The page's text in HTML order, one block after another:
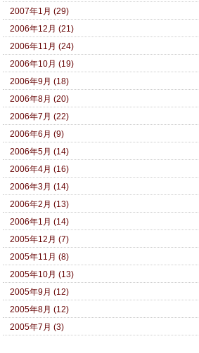
2007年1月 (29)
2006年12月 (21)
2006年11月 (24)
2006年10月 (19)
2006年9月 (18)
2006年8月 (20)
2006年7月 (22)
2006年6月 (9)
2006年5月 (14)
2006年4月 (16)
2006年3月 (14)
2006年2月 (13)
2006年1月 (14)
2005年12月 (7)
2005年11月 (8)
2005年10月 (13)
2005年9月 (12)
2005年8月 (12)
2005年7月 (3)